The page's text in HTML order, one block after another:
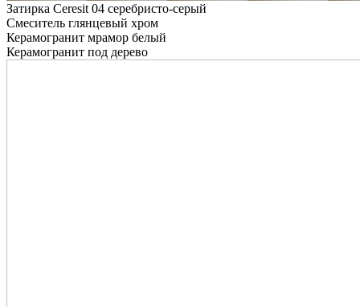
Затирка Ceresit 04 серебристо-серый
Смеситель глянцевый хром
Керамогранит мрамор белый
Керамогранит под дерево